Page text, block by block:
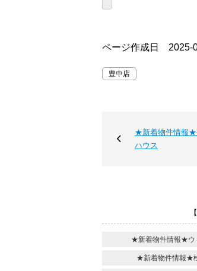
ページ作成日 2025-
豊中店
★新着物件情報★
ハウス
★新着物件情報★ウ
★新着物件情報★